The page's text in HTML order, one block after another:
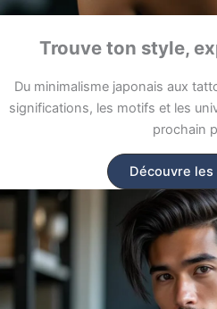
Trouve ton style,
Du minimalisme japonais aux
significations, les motifs et les
prochain
Découvre